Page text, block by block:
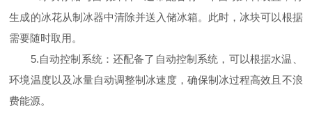
生成的冰花从制冰器中清除并送入储冰箱。此时，冰块可以根据
需要随时取用。
5.自动控制系统：还配备了自动控制系统，可以根据水温、
环境温度以及冰量自动调整制冰速度，确保制冰过程高效且不浪
费能源。